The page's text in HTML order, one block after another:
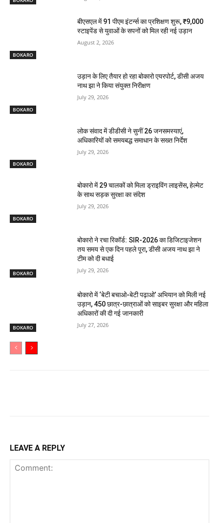
BOKARO
बीएसएल में 91 पीएम इंटर्न्स का प्रशिक्षण शुरू, ₹9,000
स्टाइपेंड से युवाओं के सपनों को मिल रही नई उड़ान
August 2, 2026
BOKARO
उड़ान के लिए तैयार हो रहा बोकारो एयरपोर्ट, डीसी अजय
नाथ झा ने किया संयुक्त निरीक्षण
July 29, 2026
BOKARO
लोक संवाद में डीडीसी ने सुनीं 26 जनसमस्याएं,
अधिकारियों को समयबद्ध समाधान के सख्त निर्देश
July 29, 2026
BOKARO
बोकारो में 29 चालकों को मिला ड्राइविंग लाइसेंस, हेल्मेट
के साथ सड़क सुरक्षा का संदेश
July 29, 2026
BOKARO
बोकारो ने रचा रिकॉर्ड: SIR-2026 का डिजिटाइजेशन
तय समय से एक दिन पहले पूरा, डीसी अजय नाथ झा ने
टीम को दी बधाई
July 29, 2026
BOKARO
बोकारो में ‘बेटी बचाओ-बेटी पढ़ाओ’ अभियान को मिली नई
उड़ान, 450 छात्र-छात्राओं को साइबर सुरक्षा और महिला
अधिकारों की दी गई जानकारी
July 27, 2026
LEAVE A REPLY